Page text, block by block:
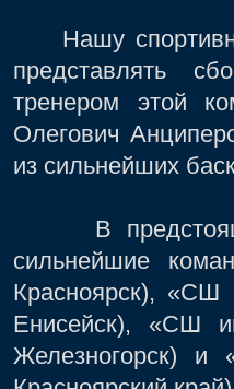
Нашу
представлять
тренером этой
Олегович
из сильнейших
В предстоящем
сильнейшие
Красноярск), «СШ
Енисейск), «СШ
Железногорск)